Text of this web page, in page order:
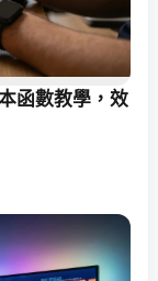
函數教學，效